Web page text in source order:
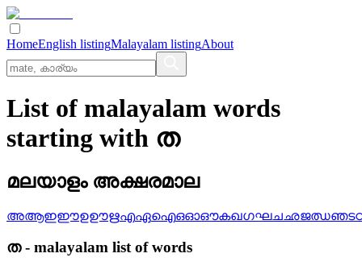
HomeEnglish listingMalayalam listingAbout
List of malayalam words
starting with ത
മലയാളം അക്ഷരമാല
അആഇഈഉഊഋഎഏഐഒഓഔകഖഗഘചഛജഝഞട
ത- malayalam list of words